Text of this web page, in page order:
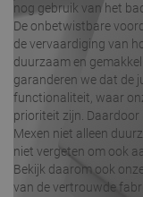
nog gebruik van het
De onbetwistbare
de vervaardiging van
duurzaam en
garanderen we dat de
functionaliteit, waar
prioriteit zijn. Daardoor
Mexen niet alleen
niet vergeten om ook
Bekijk daarom ook
van de vertrouwde